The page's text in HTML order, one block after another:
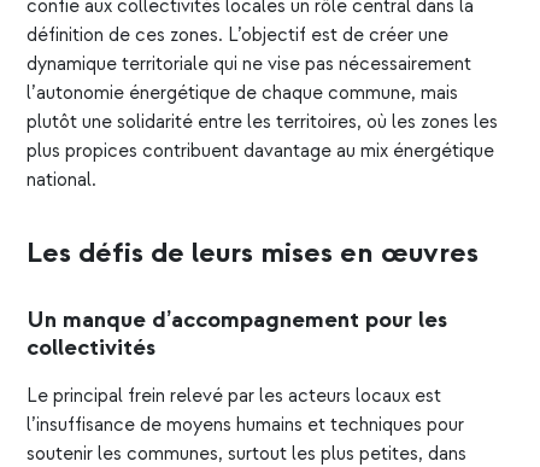
confie aux collectivités locales un rôle central dans la
définition de ces zones. L’objectif est de créer une
dynamique territoriale qui ne vise pas nécessairement
l’autonomie énergétique de chaque commune, mais
plutôt une solidarité entre les territoires, où les zones les
plus propices contribuent davantage au mix énergétique
national.
Les défis de leurs mises en œuvres
Un manque d’accompagnement pour les
collectivités
Le principal frein relevé par les acteurs locaux est
l’insuffisance de moyens humains et techniques pour
soutenir les communes, surtout les plus petites, dans